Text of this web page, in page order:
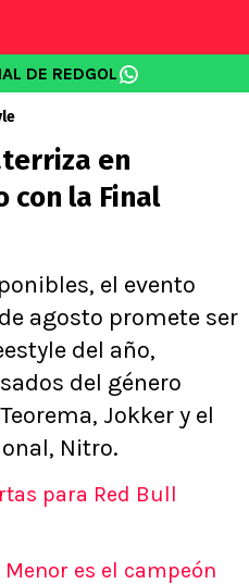
DE REDGOL
en
con la Final
el evento
agosto promete ser
del año,
del género
Jokker y el
Nitro.
para Red Bull
Menor es el campeón